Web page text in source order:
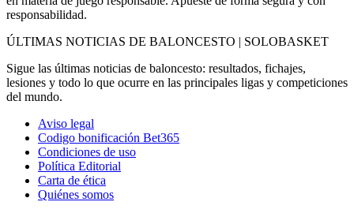
responsabilidad.
ÚLTIMAS NOTICIAS DE BALONCESTO | SOLOBASKET
Sigue las últimas noticias de baloncesto: resultados, fichajes,
lesiones y todo lo que ocurre en las principales ligas y competiciones
del mundo.
Aviso legal
Codigo bonificación Bet365
Condiciones de uso
Política Editorial
Carta de ética
Quiénes somos